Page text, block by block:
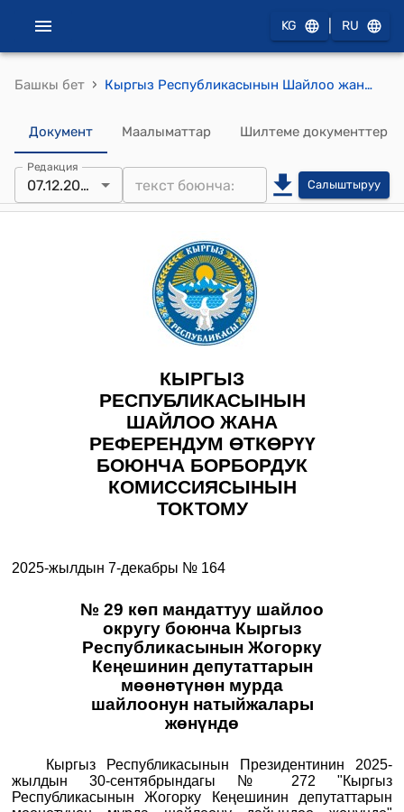
KG RU
Башкы бет › Кыргыз Республикасынын Шайлоо жана референдум өткөрүү боюнча борбордук комиссиясынын 2025-жылдын 7-декабрындагы № 164 "№ 29 көп мандаттуу шайлоо округу боюнча Кыргыз Республикасынын Жогорку Кеңешинин депутаттарын мөөнөтүнөн мурда шайлоонун натыйжалары жөнүндө" токтому
Документ Маалыматтар Шилтеме документтер
Редакция
07.12.2025 Салыштыруу